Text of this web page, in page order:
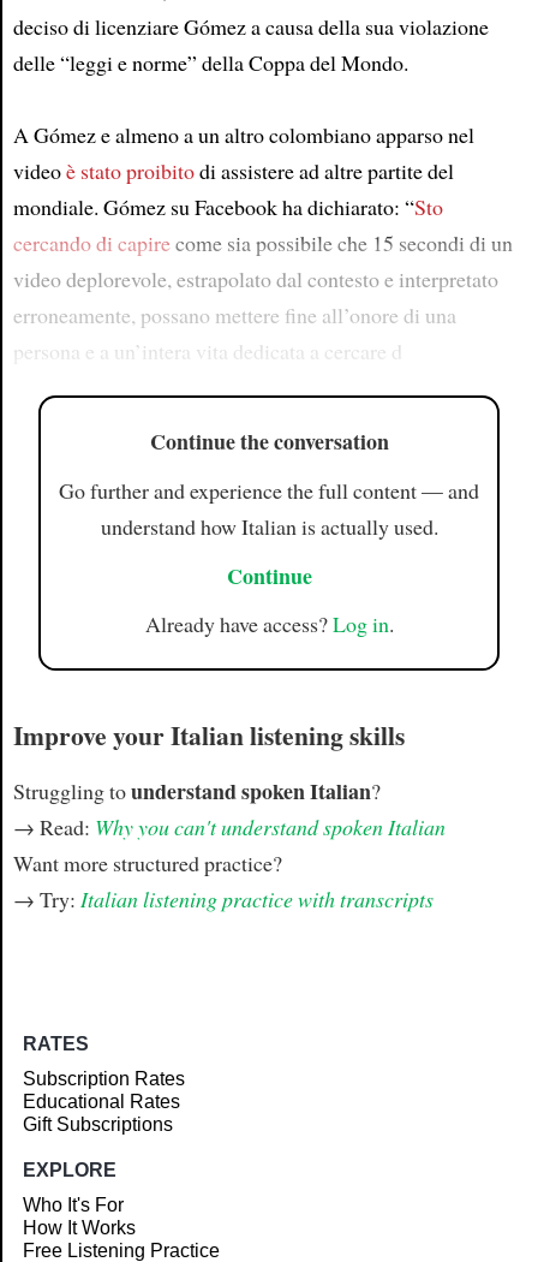
deciso di licenziare Gómez a causa della sua violazione
delle “leggi e norme” della Coppa del Mondo.
A Gómez e almeno a un altro colombiano apparso nel
videoè stato proibitodi assistere ad altre partite del
mondiale. Gómez su Facebook ha dichiarato: “Sto
cercando di capirecome sia possibile che 15 secondi di un
video deplorevole, estrapolato dal contesto e interpretato
erroneamente, possano mettere fine all’onore di una
persona e a un’intera vita dedicata a cercare d
Continue the conversation
Go further and experience the full content — and
understand how Italian is actually used.
Continue
Already have access?Log in.
Improve your Italian listening skills
Struggling tounderstand spoken Italian?
→ Read: Why you can't understand spoken Italian
Want more structured practice?
→ Try: Italian listening practice with transcripts
RATES
Subscription Rates
Educational Rates
Gift Subscriptions
EXPLORE
Who It's For
How It Works
Free Listening Practice